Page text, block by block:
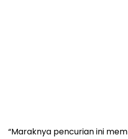
“Maraknya pencurian ini